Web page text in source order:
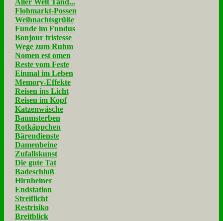
Flohmarkt-Possen
Weihnachtsgrüße
Funde im Fundus
Bonjour tristesse
Wege zum Ruhm
Nomen est omen
Reste vom Feste
Einmal im Leben
Memory-Effekte
Reisen ins Licht
Reisen im Kopf
Katzenwäsche
Baumsterben
Rotkäppchen
Bärendienste
Damenbeine
Zufallskunst
Die gute Tat
Badeschluß
Hirnheiner
Endstation
Streiflicht
Restrisiko
Breitblick